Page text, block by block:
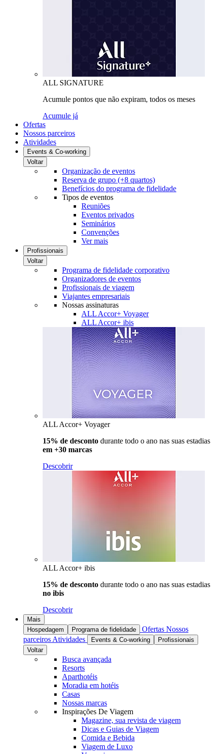
ALL SIGNATURE
Acumule pontos que não expiram, todos os meses
Acumule já
Ofertas
Nossos parceiros
Atividades
Events & Co-working
Voltar
Organização de eventos
Reserva de grupo (+8 quartos)
Benefícios do programa de fidelidade
Tipos de eventos
Reuniões
Eventos privados
Seminários
Convenções
Ver mais
Profissionais
Voltar
Programa de fidelidade corporativo
Organizadores de eventos
Profissionais de viagem
Viajantes empresariais
Nossas assinaturas
ALL Accor+ Voyager
ALL Accor+ ibis
ALL Accor+ Voyager
15% de desconto durante todo o ano nas suas estadias
em +30 marcas
Descobrir
ALL Accor+ ibis
15% de desconto durante todo o ano nas suas estadias
no ibis
Descobrir
Mais
Hospedagem
Programa de fidelidade Ofertas Nossos
parceiros Atividades Events & Co-working
Profissionais
Voltar
Busca avançada
Resorts
Aparthotéis
Moradia em hotéis
Casas
Nossas marcas
Inspirações De Viagem
Magazine, sua revista de viagem
Dicas e Guias de Viagem
Comida e Bebida
Viagem de Luxo